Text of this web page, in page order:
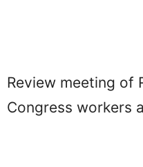
Review meeting of
Congress workers